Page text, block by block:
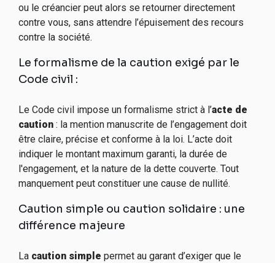
ou le créancier peut alors se retourner directement
contre vous, sans attendre l’épuisement des recours
contre la société.
Le formalisme de la caution exigé par le
Code civil :
Le Code civil impose un formalisme strict à l’acte de
caution: la mention manuscrite de l’engagement doit
être claire, précise et conforme à la loi. L’acte doit
indiquer le montant maximum garanti, la durée de
l'engagement, et la nature de la dette couverte. Tout
manquement peut constituer une cause de nullité.
Caution simple ou caution solidaire : une
différence majeure
La caution simple permet au garant d’exiger que le